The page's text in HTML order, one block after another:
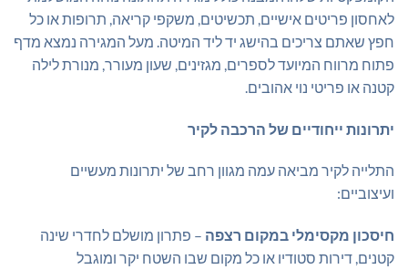
לאחסון פריטים אישיים, תכשיטים, משקפי קריאה, תרופות או כל
חפץ שאתם צריכים בהישג יד ליד המיטה. מעל המגירה נמצא מדף
פתוח מרווח המיועד לספרים, מגזינים, שעון מעורר, מנורת לילה
קטנה או פריטי נוי אהובים.
יתרונות ייחודיים של הרכבה לקיר
התלייה לקיר מביאה עמה מגוון רחב של יתרונות מעשיים
ועיצוביים:
חיסכון מקסימלי במקום רצפה – פתרון מושלם לחדרי שינה
קטנים, דירות סטודיו או כל מקום שבו השטח יקר ומוגבל